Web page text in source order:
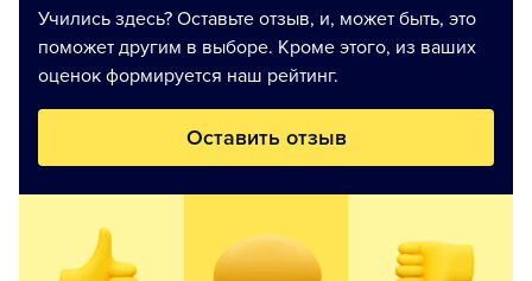
Учились здесь? Оставьте отзыв, и, может быть, это
поможет другим в выборе. Кроме этого, из ваших
оценок формируется наш рейтинг.
Оставить отзыв